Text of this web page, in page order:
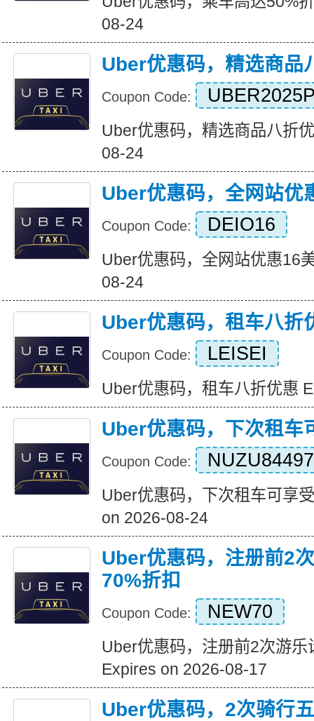
08-24
Uber优惠码，精选商品
Coupon Code:
Uber优惠码，精选商品八折
08-24
Uber优惠码，全网站优
Coupon Code: DEIO16
Uber优惠码，全网站优惠16
08-24
Uber优惠码，租车八折
Coupon Code: LEISEI
Uber优惠码，租车八折优惠
Uber优惠码，下次租车
Coupon Code:
Uber优惠码，下次租车可享
on 2026-08-24
Uber优惠码，注册前2
70%折扣
Coupon Code: NEW70
Uber优惠码，注册前2次游
Expires on 2026-08-17
Uber优惠码，2次骑行